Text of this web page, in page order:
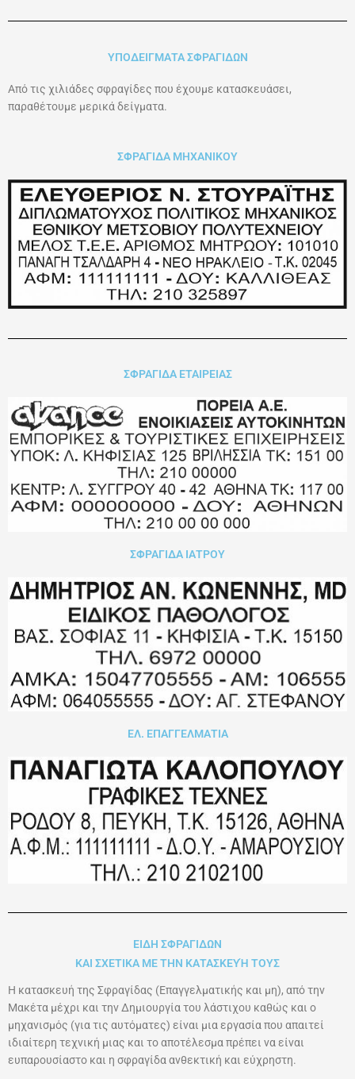
ΥΠΟΔΕΙΓΜΑΤΑ ΣΦΡΑΓΙΔΩΝ
Από τις χιλιάδες σφραγίδες που έχουμε κατασκευάσει,
παραθέτουμε μερικά δείγματα.
ΣΦΡΑΓΙΔΑ ΜΗΧΑΝΙΚΟΥ
ΣΦΡΑΓΙΔΑ ΕΤΑΙΡΕΙΑΣ
ΣΦΡΑΓΙΔΑ ΙΑΤΡΟΥ
ΕΛ. ΕΠΑΓΓΕΛΜΑΤΙΑ
ΕΙΔΗ ΣΦΡΑΓΙΔΩΝ
ΚΑΙ ΣΧΕΤΙΚΑ ΜΕ ΤΗΝ ΚΑΤΑΣΚΕΥΉ ΤΟΥΣ
Η κατασκευή της Σφραγίδας (Επαγγελματικής και μη), από την
Μακέτα μέχρι και την Δημιουργία του λάστιχου καθώς και ο
μηχανισμός (για τις αυτόματες) είναι μια εργασία που απαιτεί
ιδιαίτερη τεχνική μιας και το αποτέλεσμα πρέπει να είναι
ευπαρουσίαστο και η σφραγίδα ανθεκτική και εύχρηστη.